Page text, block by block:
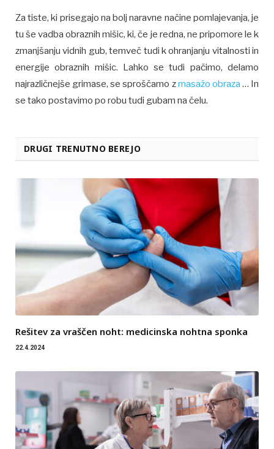
Za tiste, ki prisegajo na bolj naravne načine pomlajevanja, je
tu še vadba obraznih mišic, ki, če je redna, ne pripomore le k
zmanjšanju vidnih gub, temveč tudi k ohranjanju vitalnosti in
energije obraznih mišic. Lahko se tudi pačimo, delamo
najrazličnejše grimase, se sproščamo zmasažo obraza … In
se tako postavimo po robu tudi gubam na čelu.
DRUGI TRENUTNO BEREJO
Rešitev za vraščen noht: medicinska nohtna sponka
22.4.2024